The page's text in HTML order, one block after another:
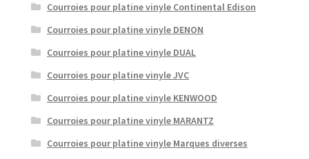
Courroies pour platine vinyle Continental Edison
Courroies pour platine vinyle DENON
Courroies pour platine vinyle DUAL
Courroies pour platine vinyle JVC
Courroies pour platine vinyle KENWOOD
Courroies pour platine vinyle MARANTZ
Courroies pour platine vinyle Marques diverses